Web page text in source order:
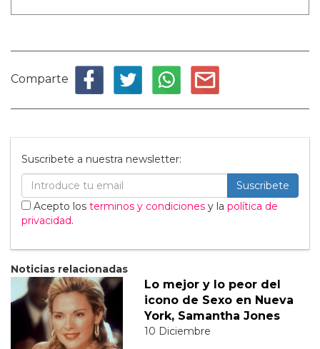
Comparte
Suscribete a nuestra newsletter:
Suscribete
Acepto los terminos y condiciones y la política de
privacidad.
Noticias relacionadas
Lo mejor y lo peor del
icono de Sexo en Nueva
York, Samantha Jones
10 Diciembre